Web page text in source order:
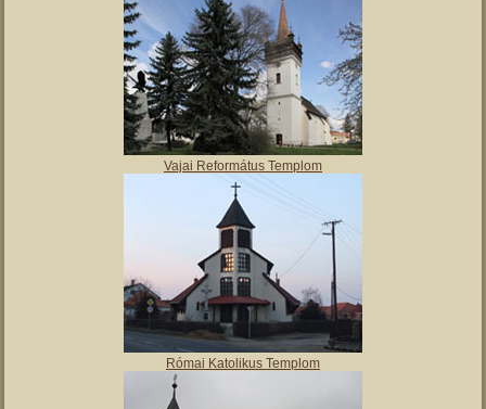
Molnár Mátyás Általános Iskola
Vajai Művelődési ház és könyvtár